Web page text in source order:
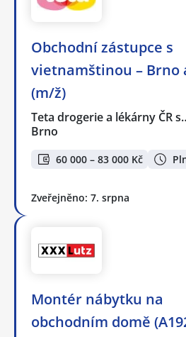
Obchodní zástupce s
vietnamštinou – Brno
(m/ž)
Teta drogerie a lékárny ČR
Brno
60 000 – 83 000 Kč
Zveřejněno: 7. srpna
Montér nábytku na
obchodním domě